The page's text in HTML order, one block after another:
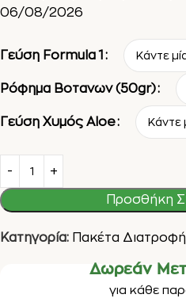
06/08/2026
Γεύση Formula 1
Ρόφημα Βοτανων (50gr)
Γεύση Χυμός Aloe
Προσθήκη
Κατηγορία: Πακέτα
Δωρεάν
για κάθε